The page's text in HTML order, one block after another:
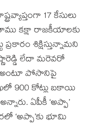
17 కేసులు
కక్షా రాజకీయాలకు
శిక్షిస్తున్నామని
లేదా మరెవరో
అంటూ పోసానిపై
900 కోట్లు బకాయి
ఏపీకీ ‘అప్పా’
‘అప్పా’కు భూమి